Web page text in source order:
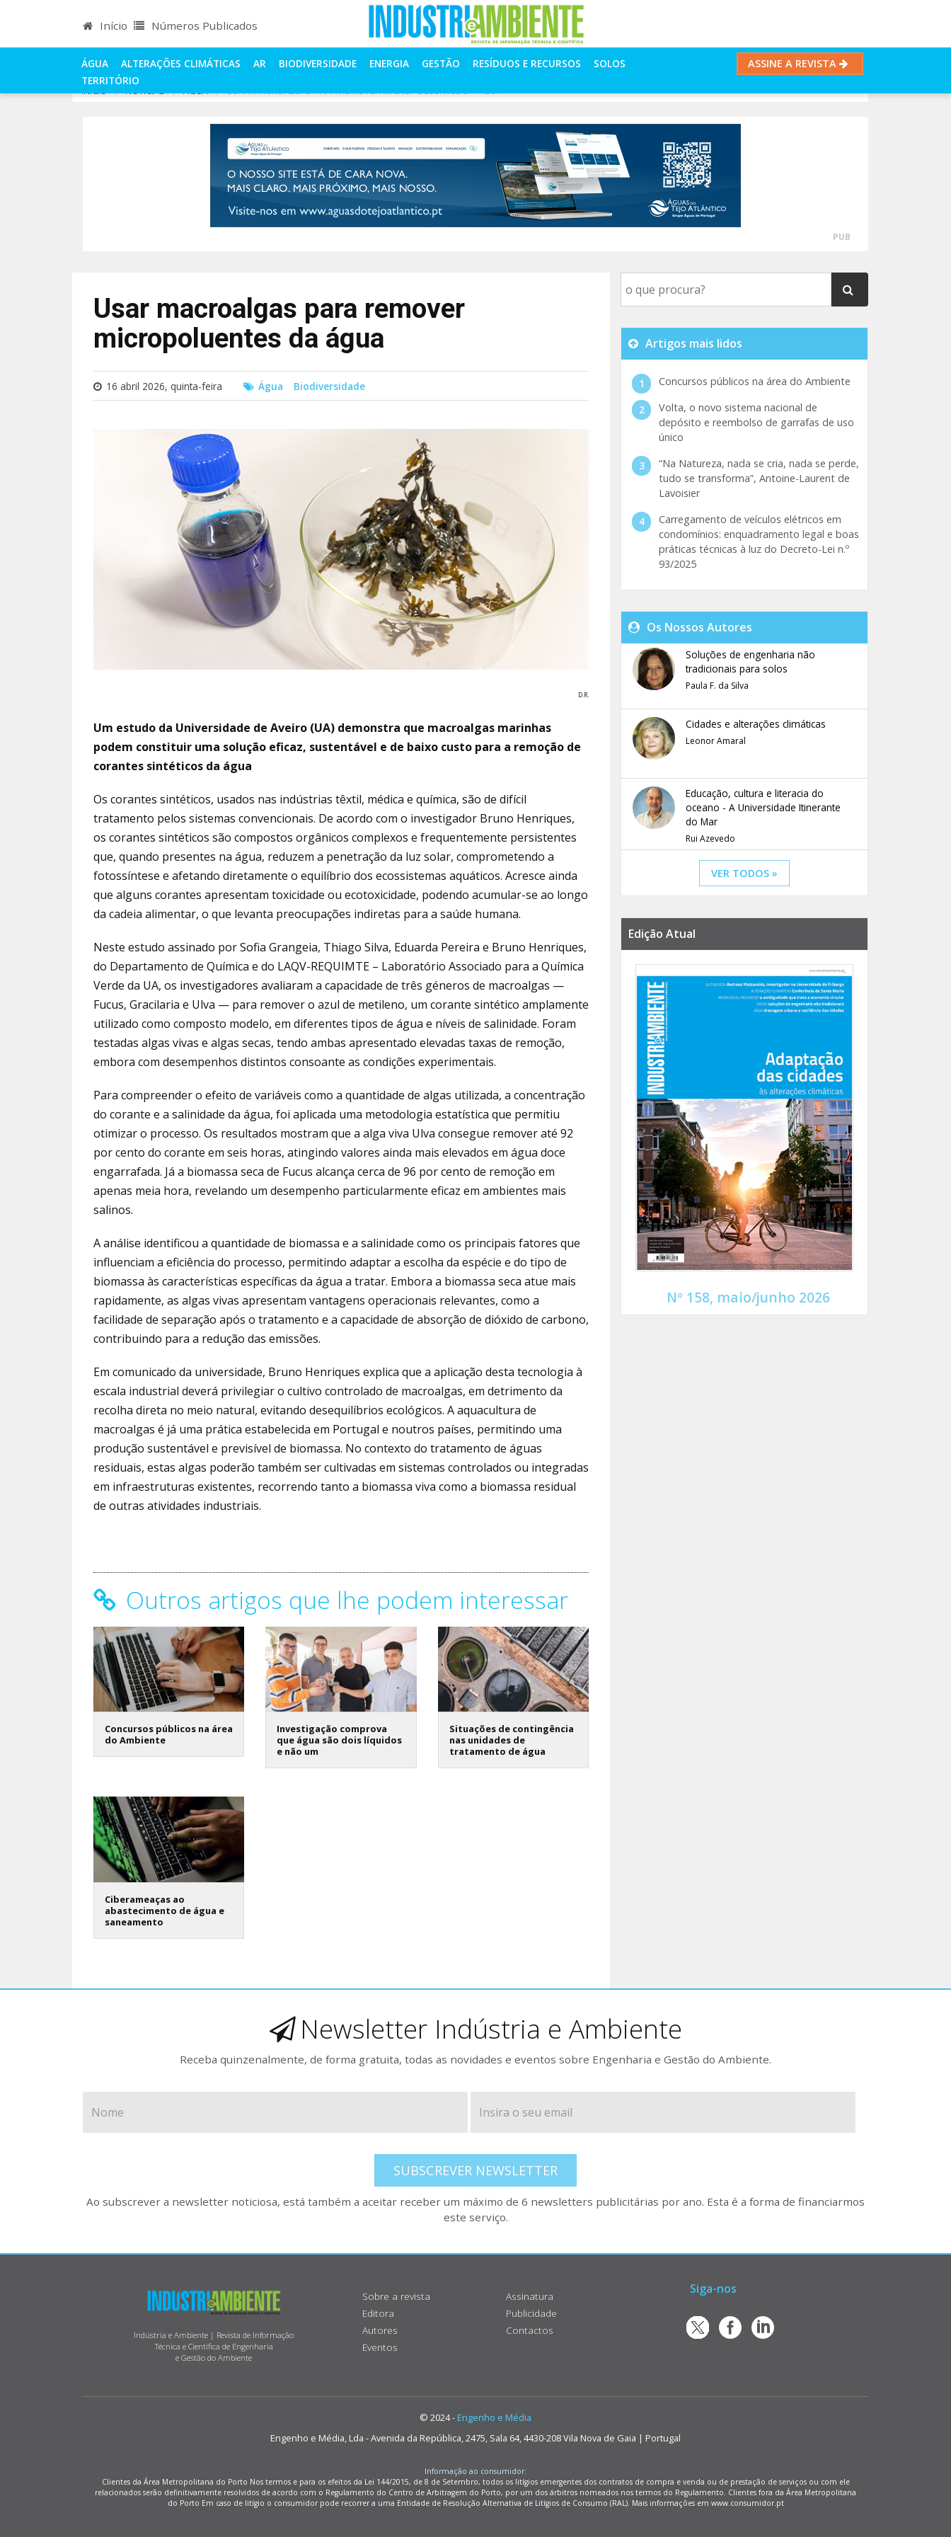
Início Números Publicados
ÁGUA ALTERAÇÕES CLIMÁTICAS AR BIODIVERSIDADE ENERGIA GESTÃO RESÍDUOS E RECURSOS
SOLOS
TERRITÓRIO
ASSINE A REVISTA
INÍCIO NOTÍCIAS ÁGUA USAR MACROALGAS PARA REMOVER MICROPOLUENTES DA ÁGUA
PUB
Usar macroalgas para remover
micropoluentes da água
16 abril 2026, quinta-feira Água Biodiversidade
D.R.
Um estudo da Universidade de Aveiro (UA) demonstra que macroalgas marinhas
podem constituir uma solução eficaz, sustentável e de baixo custo para a remoção de
corantes sintéticos da água
Os corantes sintéticos, usados nas indústrias têxtil, médica e química, são de difícil
tratamento pelos sistemas convencionais. De acordo com o investigador Bruno Henriques,
os corantes sintéticos são compostos orgânicos complexos e frequentemente persistentes
que, quando presentes na água, reduzem a penetração da luz solar, comprometendo a
fotossíntese e afetando diretamente o equilíbrio dos ecossistemas aquáticos. Acresce ainda
que alguns corantes apresentam toxicidade ou ecotoxicidade, podendo acumular-se ao longo
da cadeia alimentar, o que levanta preocupações indiretas para a saúde humana.
Neste estudo assinado por Sofia Grangeia, Thiago Silva, Eduarda Pereira e Bruno Henriques,
do Departamento de Química e do LAQV-REQUIMTE – Laboratório Associado para a Química
Verde da UA, os investigadores avaliaram a capacidade de três géneros de macroalgas —
Fucus, Gracilaria e Ulva — para remover o azul de metileno, um corante sintético amplamente
utilizado como composto modelo, em diferentes tipos de água e níveis de salinidade. Foram
testadas algas vivas e algas secas, tendo ambas apresentado elevadas taxas de remoção,
embora com desempenhos distintos consoante as condições experimentais.
Para compreender o efeito de variáveis como a quantidade de algas utilizada, a concentração
do corante e a salinidade da água, foi aplicada uma metodologia estatística que permitiu
otimizar o processo. Os resultados mostram que a alga viva Ulva consegue remover até 92
por cento do corante em seis horas, atingindo valores ainda mais elevados em água doce
engarrafada. Já a biomassa seca de Fucus alcança cerca de 96 por cento de remoção em
apenas meia hora, revelando um desempenho particularmente eficaz em ambientes mais
salinos.
A análise identificou a quantidade de biomassa e a salinidade como os principais fatores que
influenciam a eficiência do processo, permitindo adaptar a escolha da espécie e do tipo de
biomassa às características específicas da água a tratar. Embora a biomassa seca atue mais
rapidamente, as algas vivas apresentam vantagens operacionais relevantes, como a
facilidade de separação após o tratamento e a capacidade de absorção de dióxido de carbono,
contribuindo para a redução das emissões.
Em comunicado da universidade, Bruno Henriques explica que a aplicação desta tecnologia à
escala industrial deverá privilegiar o cultivo controlado de macroalgas, em detrimento da
recolha direta no meio natural, evitando desequilíbrios ecológicos. A aquacultura de
macroalgas é já uma prática estabelecida em Portugal e noutros países, permitindo uma
produção sustentável e previsível de biomassa. No contexto do tratamento de águas
residuais, estas algas poderão também ser cultivadas em sistemas controlados ou integradas
em infraestruturas existentes, recorrendo tanto a biomassa viva como a biomassa residual
de outras atividades industriais.
Outros artigos que lhe podem interessar
Concursos públicos na área
do Ambiente
Investigação comprova
que água são dois líquidos
e não um
Situações de contingência
nas unidades de
tratamento de água
Ciberameaças ao
abastecimento de água e
saneamento
Artigos mais lidos
Concursos públicos na área do Ambiente
Volta, o novo sistema nacional de
depósito e reembolso de garrafas de uso
único
“Na Natureza, nada se cria, nada se perde,
tudo se transforma”, Antoine-Laurent de
Lavoisier
Carregamento de veículos elétricos em
condomínios: enquadramento legal e boas
práticas técnicas à luz do Decreto-Lei n.º
93/2025
Os Nossos Autores
Soluções de engenharia não
tradicionais para solos
Paula F. da Silva
Cidades e alterações climáticas
Leonor Amaral
Educação, cultura e literacia do
oceano - A Universidade Itinerante
do Mar
Rui Azevedo
VER TODOS »
Edição Atual
Nº 158, maio/junho 2026
Newsletter Indústria e Ambiente
Receba quinzenalmente, de forma gratuita, todas as novidades e eventos sobre Engenharia e Gestão do Ambiente.
SUBSCREVER NEWSLETTER
Ao subscrever a newsletter noticiosa, está também a aceitar receber um máximo de 6 newsletters publicitárias por ano. Esta é a forma de financiarmos
este serviço.
Indústria e Ambiente | Revista de Informação
Técnica e Científica de Engenharia
e Gestão do Ambiente
Sobre a revista
Editora
Autores
Eventos
Assinatura
Publicidade
Contactos
Siga-nos
© 2024 - Engenho e Média
Engenho e Média, Lda - Avenida da República, 2475, Sala 64, 4430-208 Vila Nova de Gaia | Portugal
Informação ao consumidor:
Clientes da Área Metropolitana do Porto Nos termos e para os efeitos da Lei 144/2015, de 8 de Setembro, todos os litígios emergentes dos contratos de compra e venda ou de prestação de serviços ou com ele
relacionados serão definitivamente resolvidos de acordo com o Regulamento do Centro de Arbitragem do Porto, por um dos árbitros nomeados nos termos do Regulamento. Clientes fora da Área Metropolitana
do Porto Em caso de litígio o consumidor pode recorrer a uma Entidade de Resolução Alternativa de Litígios de Consumo (RAL). Mais informações em www.consumidor.pt